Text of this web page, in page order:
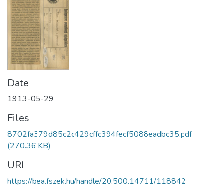
Date
1913-05-29
Files
8702fa379d85c2c429cffc394fecf5088eadbc35.pdf
(270.36 KB)
URI
https://bea.fszek.hu/handle/20.500.14711/118842